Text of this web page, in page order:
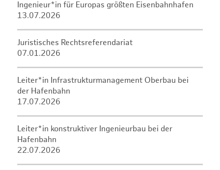
Ingenieur*in für Europas größten Eisenbahnhafen
13.07.2026
Juristisches Rechtsreferendariat
07.01.2026
Leiter*in Infrastrukturmanagement Oberbau bei
der Hafenbahn
17.07.2026
Leiter*in konstruktiver Ingenieurbau bei der
Hafenbahn
22.07.2026